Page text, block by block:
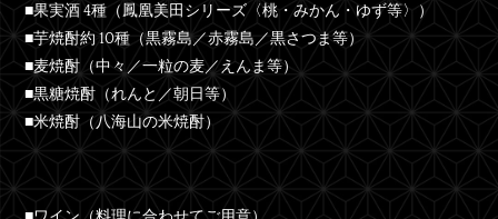
■果実酒 4種（鳳凰美田シリーズ〈桃・みかん・ゆず等〉）
■芋焼酎約 10種（黒霧島／赤霧島／黒さつま等）
■麦焼酎（中々／一粒の麦／えんま等）
■黒糖焼酎（れんと／朝日等）
■米焼酎（八海山の米焼酎）